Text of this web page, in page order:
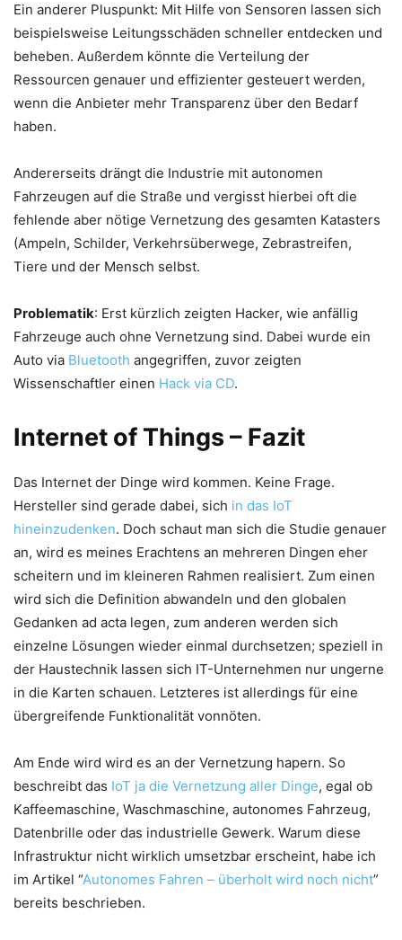
Ein anderer Pluspunkt: Mit Hilfe von Sensoren lassen sich
beispielsweise Leitungsschäden schneller entdecken und
beheben. Außerdem könnte die Verteilung der
Ressourcen genauer und effizienter gesteuert werden,
wenn die Anbieter mehr Transparenz über den Bedarf
haben.
Andererseits drängt die Industrie mit autonomen
Fahrzeugen auf die Straße und vergisst hierbei oft die
fehlende aber nötige Vernetzung des gesamten Katasters
(Ampeln, Schilder, Verkehrsüberwege, Zebrastreifen,
Tiere und der Mensch selbst.
Problematik: Erst kürzlich zeigten Hacker, wie anfällig
Fahrzeuge auch ohne Vernetzung sind. Dabei wurde ein
Auto via Bluetooth angegriffen, zuvor zeigten
Wissenschaftler einen Hack via CD.
Internet of Things – Fazit
Das Internet der Dinge wird kommen. Keine Frage.
Hersteller sind gerade dabei, sich in das IoT
hineinzudenken. Doch schaut man sich die Studie genauer
an, wird es meines Erachtens an mehreren Dingen eher
scheitern und im kleineren Rahmen realisiert. Zum einen
wird sich die Definition abwandeln und den globalen
Gedanken ad acta legen, zum anderen werden sich
einzelne Lösungen wieder einmal durchsetzen; speziell in
der Haustechnik lassen sich IT-Unternehmen nur ungerne
in die Karten schauen. Letzteres ist allerdings für eine
übergreifende Funktionalität vonnöten.
Am Ende wird wird es an der Vernetzung hapern. So
beschreibt das IoT ja die Vernetzung aller Dinge, egal ob
Kaffeemaschine, Waschmaschine, autonomes Fahrzeug,
Datenbrille oder das industrielle Gewerk. Warum diese
Infrastruktur nicht wirklich umsetzbar erscheint, habe ich
im Artikel “Autonomes Fahren – überholt wird noch nicht”
bereits beschrieben.